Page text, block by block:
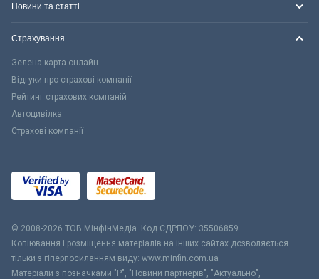
Новини та статті
Страхування
Зелена карта онлайн
Відгуки про страхові компанії
Рейтинг страхових компаній
Автоцивілка
Страхові компанії
© 2008-2026 ТОВ МiнфiнМедiа. Код ЄДРПОУ: 35506859
Копіювання і розміщення матеріалів на інших сайтах дозволяється
тільки з гіперпосиланням виду: www.minfin.com.ua
Матеріали з позначками "Р", "Новини партнерів", "Актуально",